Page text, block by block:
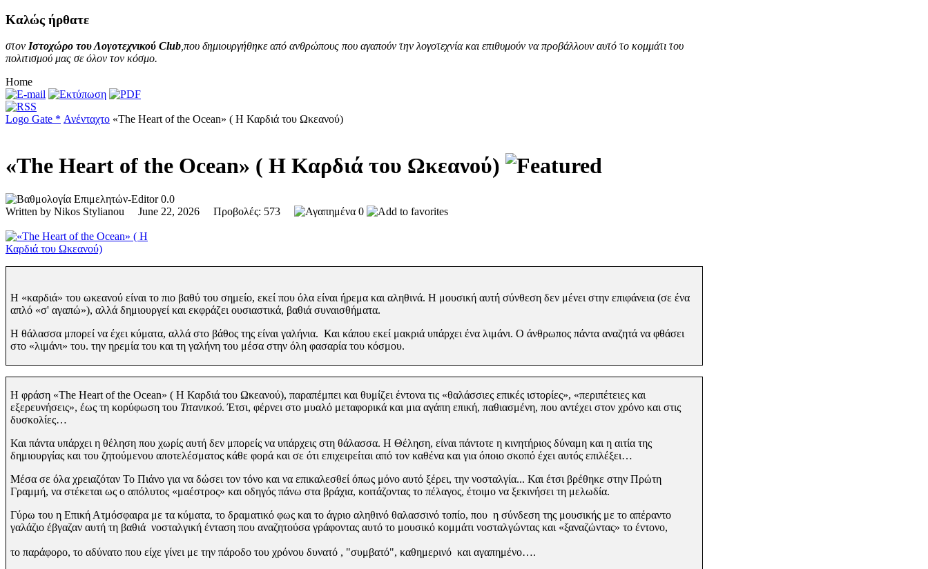
Καλώς ήρθατε
στον Ιστοχώρο του Λογοτεχνικού Club,που δημιουργήθηκε από ανθρώπους που αγαπούν την λογοτεχνία και επιθυμούν να προβάλλουν αυτό το κομμάτι του
πολιτισμού μας σε όλον τον κόσμο.
Home
Logo Gate * Ανένταχτο «The Heart of the Ocean» ( Η Καρδιά του Ωκεανού)
«The Heart of the Ocean» ( Η Καρδιά του Ωκεανού)
0.0
Written by Nikos Stylianou June 22, 2026 Προβολές: 573
0
Η «καρδιά» του ωκεανού είναι το πιο βαθύ του σημείο, εκεί που όλα είναι ήρεμα και αληθινά. Η μουσική αυτή σύνθεση δεν μένει στην επιφάνεια (σε ένα
απλό «σ' αγαπώ»), αλλά δημιουργεί και εκφράζει ουσιαστικά, βαθιά συναισθήματα.
Η θάλασσα μπορεί να έχει κύματα, αλλά στο βάθος της είναι γαλήνια. Και κάπου εκεί μακριά υπάρχει ένα λιμάνι. Ο άνθρωπος πάντα αναζητά να φθάσει
στο «λιμάνι» του. την ηρεμία του και τη γαλήνη του μέσα στην όλη φασαρία του κόσμου.
Η φράση «The Heart of the Ocean» ( Η Καρδιά του Ωκεανού), παραπέμπει και θυμίζει έντονα τις «θαλάσσιες επικές ιστορίες», «περιπέτειες και
εξερευνήσεις», έως τη κορύφωση του Τιτανικού. Έτσι, φέρνει στο μυαλό μεταφορικά και μια αγάπη επική, παθιασμένη, που αντέχει στον χρόνο και στις
δυσκολίες…
Και πάντα υπάρχει η θέληση που χωρίς αυτή δεν μπορείς να υπάρχεις στη θάλασσα. Η Θέληση, είναι πάντοτε η κινητήριος δύναμη και η αιτία της
δημιουργίας και του ζητούμενου αποτελέσματος κάθε φορά και σε ότι επιχειρείται από τον καθένα και για όποιο σκοπό έχει αυτός επιλέξει…
Μέσα σε όλα χρειαζόταν Το Πιάνο για να δώσει τον τόνο και να επικαλεσθεί όπως μόνο αυτό ξέρει, την νοσταλγία... Και έτσι βρέθηκε στην Πρώτη
Γραμμή, να στέκεται ως ο απόλυτος «μαέστρος» και οδηγός πάνω στα βράχια, κοιτάζοντας το πέλαγος, έτοιμο να ξεκινήσει τη μελωδία.
Γύρω του η Επική Ατμόσφαιρα με τα κύματα, το δραματικό φως και το άγριο αληθινό θαλασσινό τοπίο, που η σύνδεση της μουσικής με το απέραντο
γαλάζιο έβγαζαν αυτή τη βαθιά νοσταλγική ένταση που αναζητούσα γράφοντας αυτό το μουσικό κομμάτι νοσταλγώντας και «ξαναζώντας» το έντονο,
το παράφορο, το αδύνατο που είχε γίνει με την πάροδο του χρόνου δυνατό , "συμβατό", καθημερινό και αγαπημένο….